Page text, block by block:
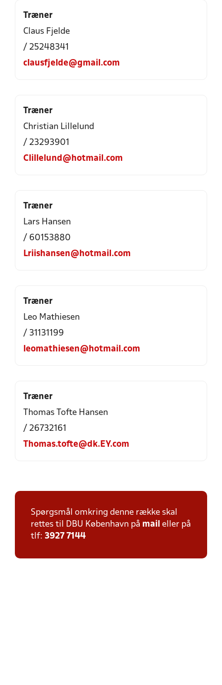
Træner
Claus Fjelde
/ 25248341
clausfjelde@gmail.com
Træner
Christian Lillelund
/ 23293901
Clillelund@hotmail.com
Træner
Lars Hansen
/ 60153880
Lriishansen@hotmail.com
Træner
Leo Mathiesen
/ 31131199
leomathiesen@hotmail.com
Træner
Thomas Tofte Hansen
/ 26732161
Thomas.tofte@dk.EY.com
Spørgsmål omkring denne række skal
rettes til DBU København på mail eller på
tlf: 3927 7144